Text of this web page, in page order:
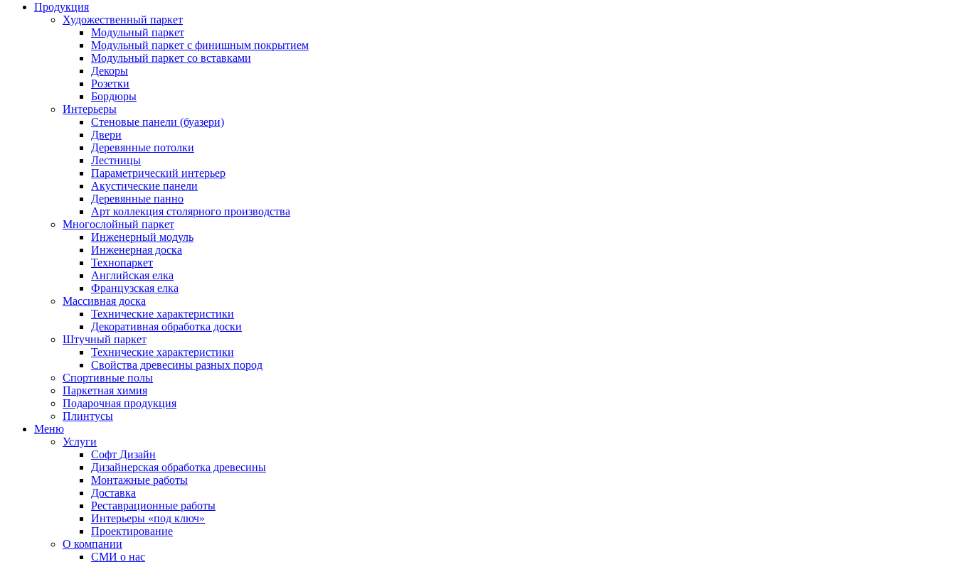
Продукция
Художественный паркет
Модульный паркет
Модульный паркет с финишным покрытием
Модульный паркет со вставками
Декоры
Розетки
Бордюры
Интерьеры
Стеновые панели (буазери)
Двери
Деревянные потолки
Лестницы
Параметрический интерьер
Акустические панели
Деревянные панно
Арт коллекция столярного производства
Многослойный паркет
Инженерный модуль
Инженерная доска
Технопаркет
Английская елка
Французская елка
Массивная доска
Технические характеристики
Декоративная обработка доски
Штучный паркет
Технические характеристики
Свойства древесины разных пород
Спортивные полы
Паркетная химия
Подарочная продукция
Плинтусы
Меню
Услуги
Софт Дизайн
Дизайнерская обработка древесины
Монтажные работы
Доставка
Реставрационные работы
Интерьеры «под ключ»
Проектирование
О компании
СМИ о нас